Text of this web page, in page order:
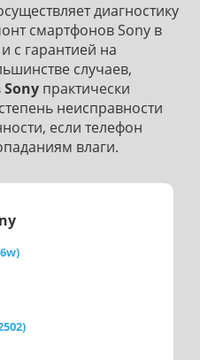
диагностику
смартфонов Sony в
с гарантией на
случаев,
практически
неисправности
если телефон
влаги.